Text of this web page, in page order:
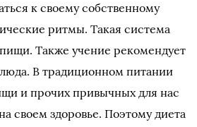
к своему собственному
ритмы. Такая система
Также учение рекомендует
В традиционном питании
и прочих привычных для нас
своем здоровье. Поэтому диета